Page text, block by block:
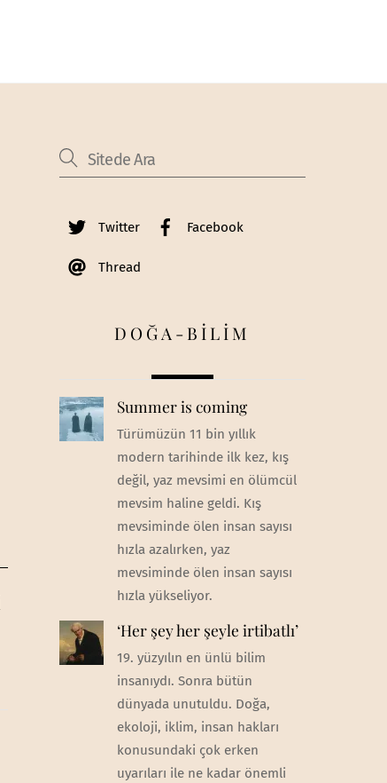
Twitter Facebook
Thread
DOĞA-BİLİM
Summer is coming
Türümüzün 11 bin yıllık
modern tarihinde ilk kez, kış
değil, yaz mevsimi en ölümcül
mevsim haline geldi. Kış
mevsiminde ölen insan sayısı
hızla azalırken, yaz
mevsiminde ölen insan sayısı
hızla yükseliyor.
‘Her şey her şeyle irtibatlı’
19. yüzyılın en ünlü bilim
insanıydı. Sonra bütün
dünyada unutuldu. Doğa,
ekoloji, iklim, insan hakları
konusundaki çok erken
uyarıları ile ne kadar önemli